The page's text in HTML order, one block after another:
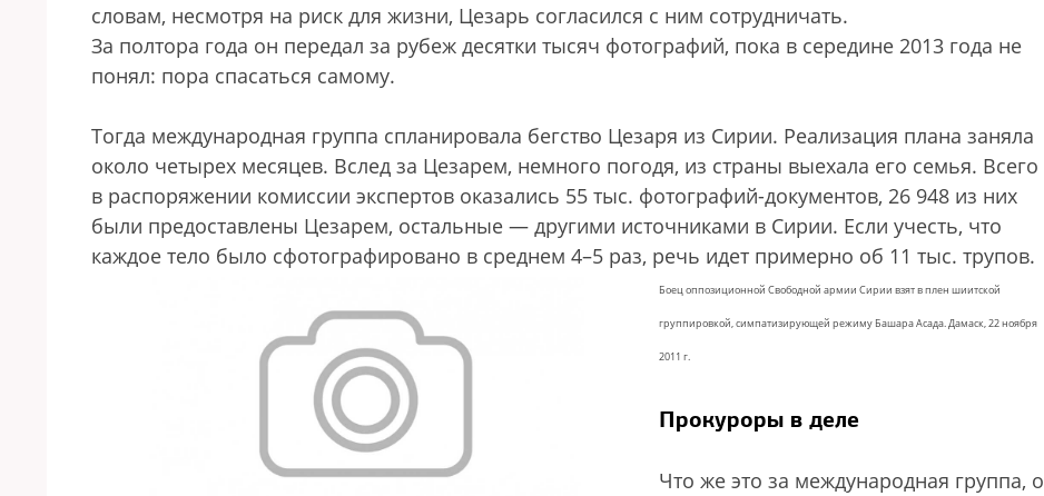
словам, несмотря на риск для жизни, Цезарь согласился с ним сотрудничать.
За полтора года он передал за рубеж десятки тысяч фотографий, пока в середине 2013 года не
понял: пора спасаться самому.
Тогда международная группа спланировала бегство Цезаря из Сирии. Реализация плана заняла
около четырех месяцев. Вслед за Цезарем, немного погодя, из страны выехала его семья. Всего
в распоряжении комиссии экспертов оказались 55 тыс. фотографий-документов, 26 948 из них
были предоставлены Цезарем, остальные — другими источниками в Сирии. Если учесть, что
каждое тело было сфотографировано в среднем 4–5 раз, речь идет примерно об 11 тыс. трупов.
Боец оппозиционной Свободной армии Сирии взят в плен шиитской
группировкой, симпатизирующей режиму Башара Асада. Дамаск, 22 ноября
2011 г.
Прокуроры в деле
Что же это за международная группа, о